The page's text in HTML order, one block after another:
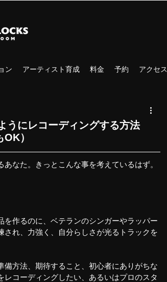
ン アーティスト育成 料金 予約 アクセス
うにレコーディングする方法
）
なた。きっとこんな事を考えているはず。
作るのに、ベテランのシンガーやラッパー
れ、力強く、自分らしさが光るトラックを
方法、期待すること、初心者にありがちな
コーディングしたい、あるいはプロのスタ